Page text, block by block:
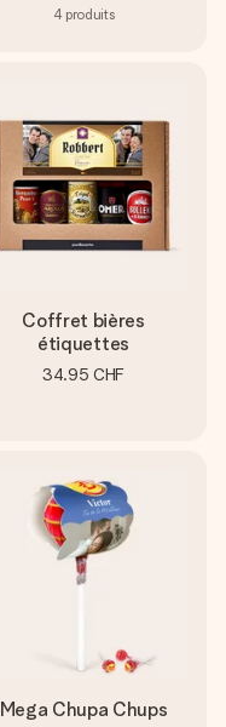
4 produits
Coffret bières
étiquettes
34.95 CHF
Mega Chupa Chups